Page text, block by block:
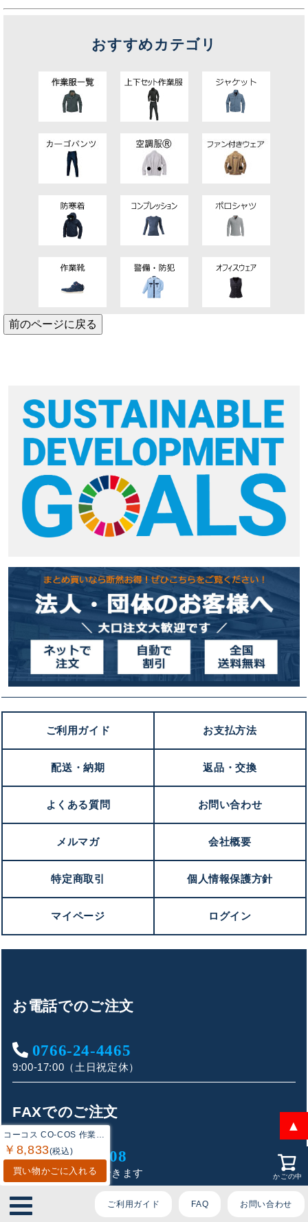
ご利用ガイド FAQ お問い合わせ
おすすめカテゴリ
前のページに戻る
キンショウお問い合わせサポート
こんにちは！
お買い物やお問い合わせ相談のサポートをさせていただい
ております。
🦺 購入前によくあるご質問
🛒 購入後によくあるご質問
❓ その他のご質問
ご利用ガイド お支払方法
配送・納期 返品・交換
よくある質問 お問い合わせ
メルマガ 会社概要
特定商取引 個人情報保護方針
マイページ ログイン
お電話でのご注文
0766-24-4465
9:00-17:00（土日祝定休）
FAXでのご注文
0766-21-4908
FAX注文シートDLできます
メールでのご注文
▲
かごの中
コーコス CO-COS 作業服 上下セット AE-4058 エコストレッチ長袖シャツS-3L と AE-4055 エコストレッチカーゴパンツ SS-3L 春夏 作業着 作業ズボン
￥8,833(税込)
買い物かごに入れる